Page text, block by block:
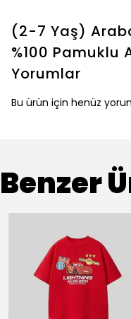
(2-7 Yaş)
%100 Pamuklu
Yorumlar
Bu ürün için henüz
Benzer